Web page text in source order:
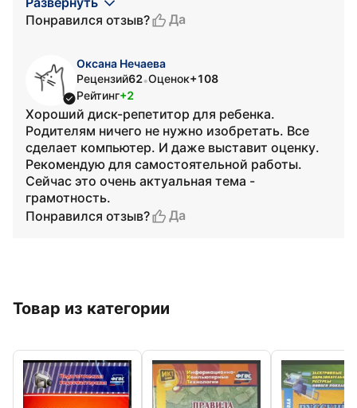
Понравился отзыв?
Да
Оксана Нечаева
Рецензий62•Оценок+108
Рейтинг+2
Хороший диск-репетитор для ребенка.
Родителям ничего не нужно изобретать. Все
сделает компьютер. И даже выставит оценку.
Рекомендую для самостоятельной работы.
Сейчас это очень актуальная тема -
грамотность.
Понравился отзыв?
Да
Товар из категории